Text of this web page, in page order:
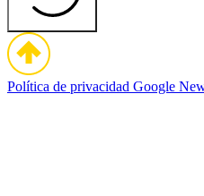
Política de privacidad Google